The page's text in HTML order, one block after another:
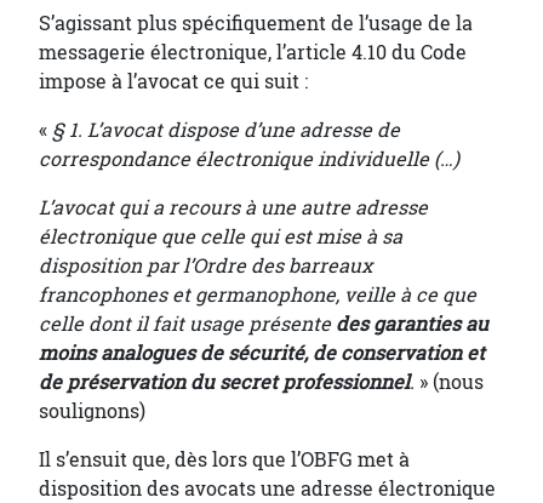
S’agissant plus spécifiquement de l’usage de la
messagerie électronique, l’article 4.10 du Code
impose à l’avocat ce qui suit :
« § 1. L’avocat dispose d’une adresse de
correspondance électronique individuelle (…)
L’avocat qui a recours à une autre adresse
électronique que celle qui est mise à sa
disposition par l’Ordre des barreaux
francophones et germanophone, veille à ce que
celle dont il fait usage présentedes garanties au
moins analogues de sécurité, de conservation et
de préservation du secret professionnel. » (nous
soulignons)
Il s’ensuit que, dès lors que l’OBFG met à
disposition des avocats une adresse électronique